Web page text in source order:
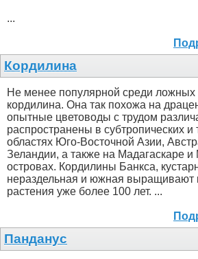
...
Кордилина
Не менее популярной среди ложных
кордилина. Она так похожа на
опытные цветоводы с трудом
распространены в субтропических и
областях Юго-Восточной Азии,
Зеландии, а также на Мадагаскаре и
островах. Кордилины Банкса,
нераздельная и южная выращивают
растения уже более 100 лет. ...
Панданус